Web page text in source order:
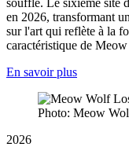
en 2026, transformant
sur l'art qui reflète à la
caractéristique de
En savoir plus
Photo: Meow
2026